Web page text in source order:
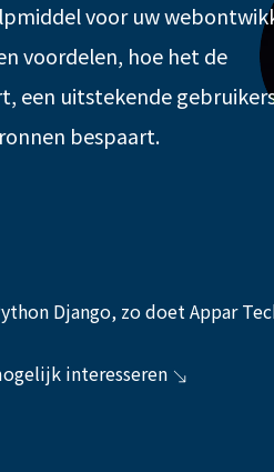
voor uw
voordelen, hoe het de
een uitstekende
bespaart.
Django, zo doet Appar
interesseren